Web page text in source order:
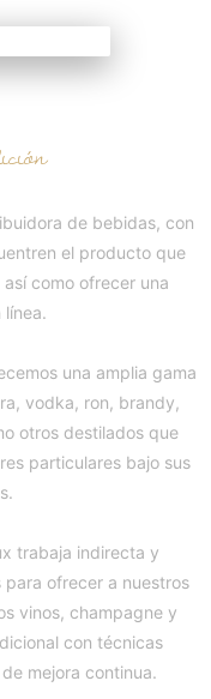
de bebidas, con
el producto que
como ofrecer una
línea.
una amplia gama
vodka, ron, brandy,
otros destilados que
particulares bajo sus
trabaja indirecta y
ofrecer a nuestros
vinos, champagne y
con técnicas
mejora continua.